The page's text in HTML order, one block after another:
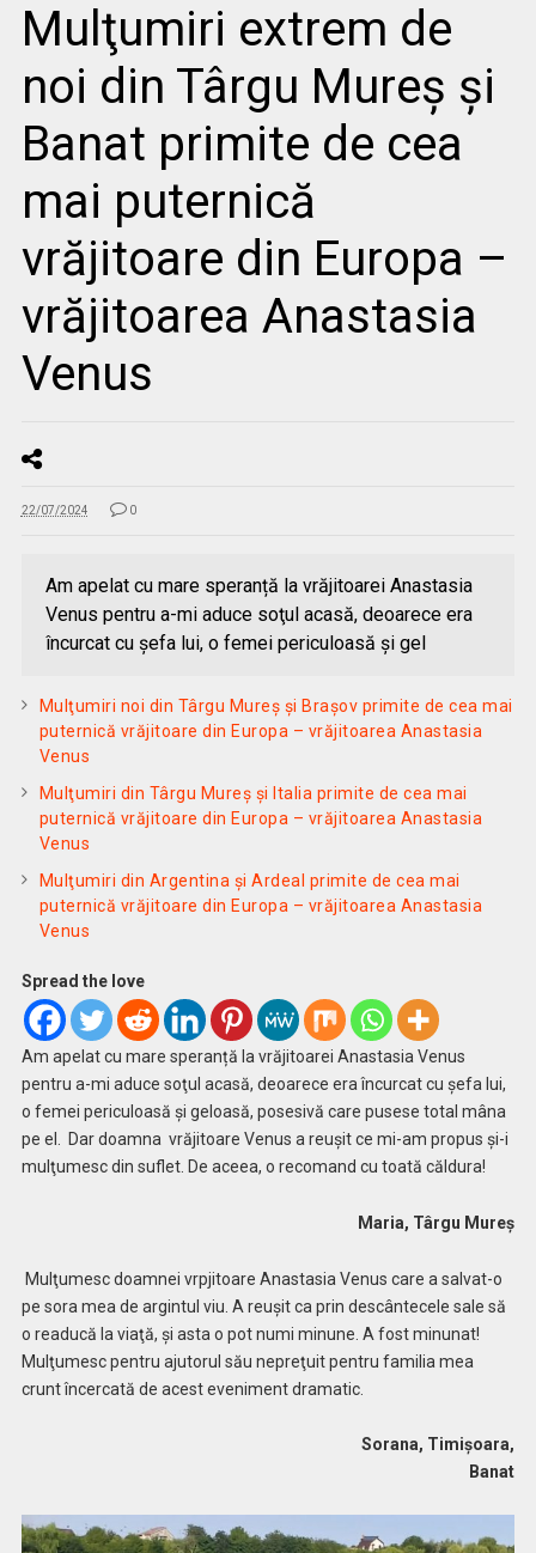
Mulţumiri extrem de
noi din Târgu Mureș și
Banat primite de cea
mai puternică
vrăjitoare din Europa –
vrăjitoarea Anastasia
Venus
22/07/2024 0
Am apelat cu mare speranță la vrăjitoarei Anastasia
Venus pentru a-mi aduce soţul acasă, deoarece era
încurcat cu şefa lui, o femei periculoasă şi gel
Mulţumiri noi din Târgu Mureș și Brașov primite de cea mai
puternică vrăjitoare din Europa – vrăjitoarea Anastasia
Venus
Mulţumiri din Târgu Mureș și Italia primite de cea mai
puternică vrăjitoare din Europa – vrăjitoarea Anastasia
Venus
Mulţumiri din Argentina și Ardeal primite de cea mai
puternică vrăjitoare din Europa – vrăjitoarea Anastasia
Venus
Spread the love
Am apelat cu mare speranță la vrăjitoarei Anastasia Venus
pentru a-mi aduce soţul acasă, deoarece era încurcat cu şefa lui,
o femei periculoasă şi geloasă, posesivă care pusese total mâna
pe el. Dar doamna vrăjitoare Venus a reuşit ce mi-am propus şi-i
mulţumesc din suflet. De aceea, o recomand cu toată căldura!
Maria, Târgu Mureș
Mulţumesc doamnei vrpjitoare Anastasia Venus care a salvat-o
pe sora mea de argintul viu. A reuşit ca prin descântecele sale să
o readucă la viaţă, şi asta o pot numi minune. A fost minunat!
Mulţumesc pentru ajutorul său nepreţuit pentru familia mea
crunt încercată de acest eveniment dramatic.
Sorana, Timișoara,
Banat